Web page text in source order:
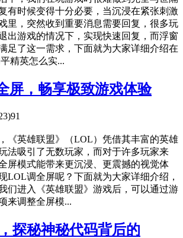
有时候变得十分必要，当沉浸在紧张刺激
里，突然收到重要消息需要回复，很多玩
出游戏的情况下，实现快速回复，而浮窗
足了这一需求，下面就为大家详细介绍在
精英怎么实...
屏，畅享极致游戏体验
91
《英雄联盟》（LOL）凭借其丰富的英雄
法吸引了无数玩家，而对于许多玩家来
屏模式能带来更沉浸、更震撼的视觉体
LOL调全屏呢？下面就为大家详细介绍，
们进入《英雄联盟》游戏后，可以通过游
来调整全屏模...
探秘神秘代码背后的